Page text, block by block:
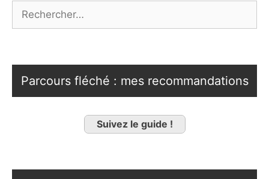
Parcours fléché : mes recommandations
Suivez le guide !